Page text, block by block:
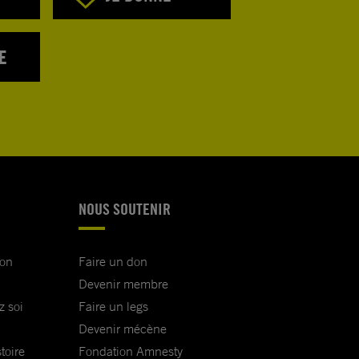
soi
NOUS SOUTENIR
Faire un don
Devenir membre
Faire un legs
Devenir mécène
Fondation Amnesty